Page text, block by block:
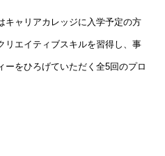
キャリアカレッジに入学予定の方
リエイティブスキルを習得し、事
ーをひろげていただく全5回のプロ